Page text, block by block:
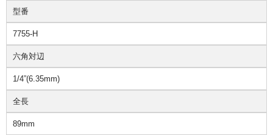
型番
7755-H
六角対辺
1/4”(6.35mm)
全長
89mm